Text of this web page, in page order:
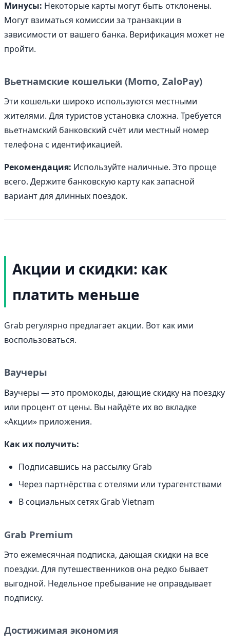
Минусы: Некоторые карты могут быть отклонены.
Могут взиматься комиссии за транзакции в
зависимости от вашего банка. Верификация может не
пройти.
Вьетнамские кошельки (Momo, ZaloPay)
Эти кошельки широко используются местными
жителями. Для туристов установка сложна. Требуется
вьетнамский банковский счёт или местный номер
телефона с идентификацией.
Рекомендация: Используйте наличные. Это проще
всего. Держите банковскую карту как запасной
вариант для длинных поездок.
Акции и скидки: как
платить меньше
Grab регулярно предлагает акции. Вот как ими
воспользоваться.
Ваучеры
Ваучеры — это промокоды, дающие скидку на поездку
или процент от цены. Вы найдёте их во вкладке
«Акции» приложения.
Как их получить:
Подписавшись на рассылку Grab
Через партнёрства с отелями или турагентствами
В социальных сетях Grab Vietnam
Grab Premium
Это ежемесячная подписка, дающая скидки на все
поездки. Для путешественников она редко бывает
выгодной. Недельное пребывание не оправдывает
подписку.
Достижимая экономия